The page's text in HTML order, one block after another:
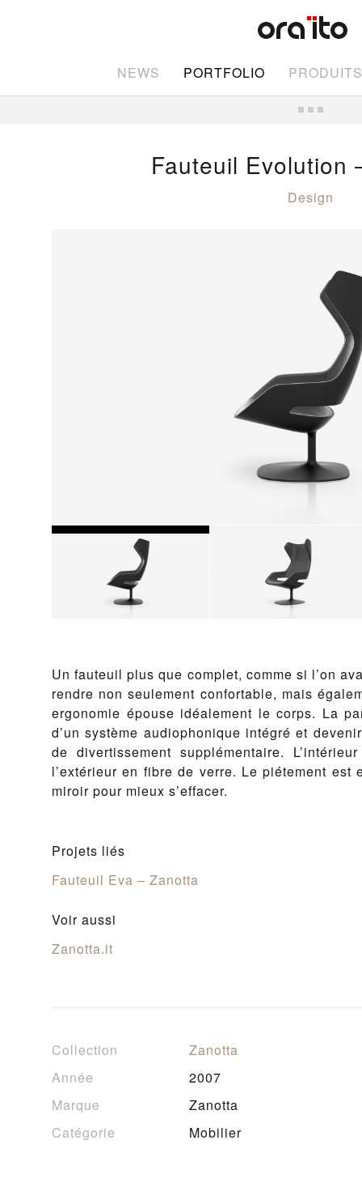
NEWS PORTFOLIO PRODUITS
Fauteuil
Design
Un fauteuil plus que complet, comme si l’on
rendre non seulement confortable, mais
ergonomie épouse idéalement le corps. La
d’un système audiophonique intégré et
de divertissement supplémentaire.
l’extérieur en fibre de verre. Le piétement est
miroir pour mieux s’effacer.
Projets liés
Fauteuil Eva – Zanotta
Voir aussi
Zanotta.it
Collection
Zanotta
Année
2007
Marque
Zanotta
Catégorie
Mobilier